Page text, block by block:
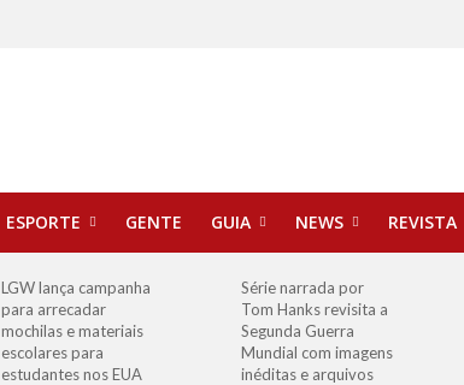
ESPORTE GENTE GUIA NEWS REVISTA
LGW lança campanha
para arrecadar
mochilas e materiais
escolares para
estudantes nos EUA
Série narrada por
Tom Hanks revisita a
Segunda Guerra
Mundial com imagens
inéditas e arquivos